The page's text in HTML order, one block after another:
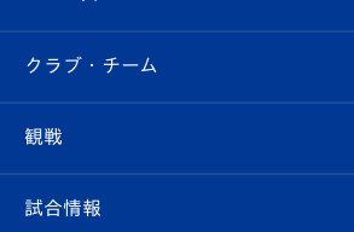
すべて
クラブ
クラブ・チーム
観戦
観戦ルール
試合情報